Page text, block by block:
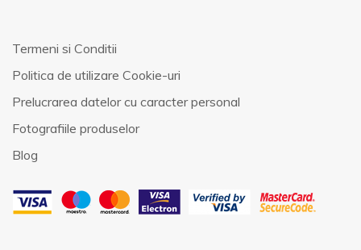
Termeni si Conditii
Politica de utilizare Cookie-uri
Prelucrarea datelor cu caracter personal
Fotografiile produselor
Blog